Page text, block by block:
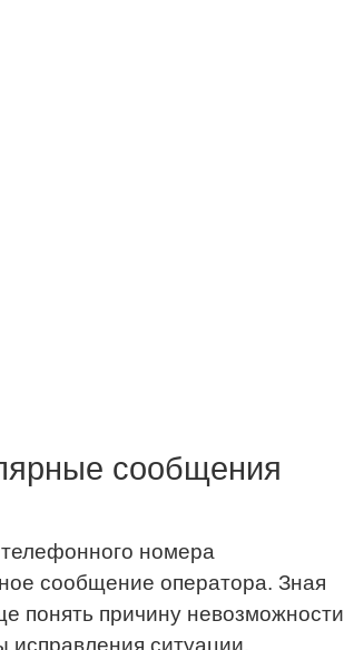
сообщения
номера
сообщение оператора. Зная
понять причину невозможности
исправления ситуации.